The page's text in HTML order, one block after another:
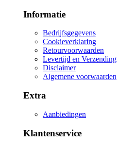
Informatie
Bedrijfsgegevens
Cookieverklaring
Retourvoorwaarden
Levertijd en Verzending
Disclaimer
Algemene voorwaarden
Extra
Aanbiedingen
Klantenservice